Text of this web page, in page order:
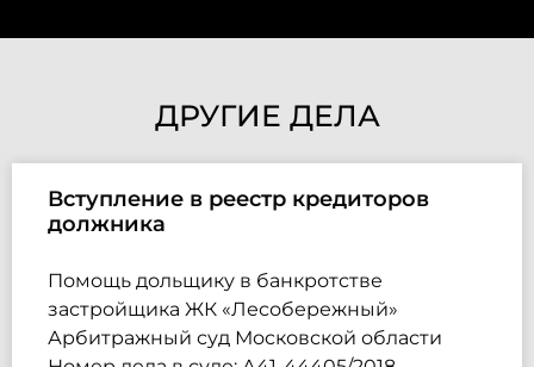
ДРУГИЕ ДЕЛА
Вступление в реестр кредиторов
должника
Помощь дольщику в банкротстве
застройщика ЖК «Лесобережный»
Арбитражный суд Московской области